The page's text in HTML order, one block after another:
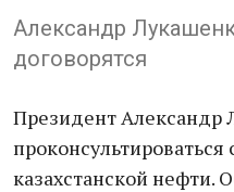
Александр
договорятся
Президент Александр
казахстанской нефти.